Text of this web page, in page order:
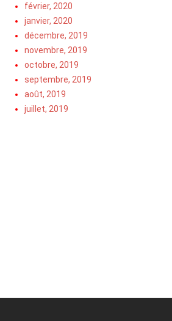
février, 2020
janvier, 2020
décembre, 2019
novembre, 2019
octobre, 2019
septembre, 2019
août, 2019
juillet, 2019